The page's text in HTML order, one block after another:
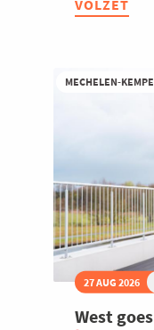
VOLZET
MECHELEN-
27 AUG 2026
West